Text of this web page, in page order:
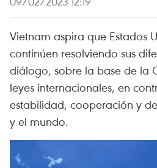
Vietnam aspira que Estados
continúen resolviendo sus
diálogo, sobre la base de la
leyes internacionales, en
estabilidad, cooperación y
y el mundo.